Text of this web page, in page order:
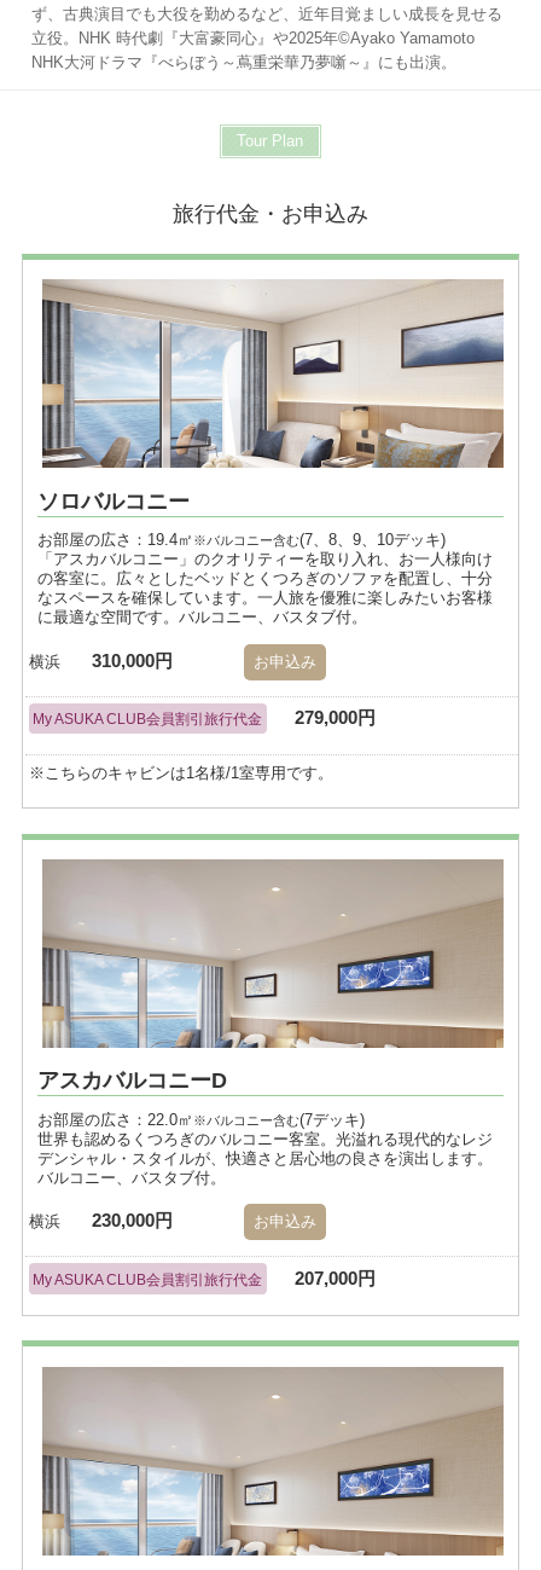
ず、古典演目でも大役を勤めるなど、近年目覚ましい成長を見せる
立役。NHK 時代劇『大富豪同心』や2025年©Ayako Yamamoto
NHK大河ドラマ『べらぼう～蔦重栄華乃夢噺～』にも出演。
Tour Plan
旅行代金・お申込み
ソロバルコニー
お部屋の広さ：19.4㎡ ※バルコニー含む(7、8、9、10デッキ)
「アスカバルコニー」のクオリティーを取り入れ、お一人様向け
の客室に。広々としたベッドとくつろぎのソファを配置し、十分
なスペースを確保しています。一人旅を優雅に楽しみたいお客様
に最適な空間です。バルコニー、バスタブ付。
横浜 310,000円 お申込み
My ASUKA CLUB会員割引旅行代金 279,000円
※こちらのキャビンは1名様/1室専用です。
アスカバルコニーD
お部屋の広さ：22.0㎡ ※バルコニー含む(7デッキ)
世界も認めるくつろぎのバルコニー客室。光溢れる現代的なレジ
デンシャル・スタイルが、快適さと居心地の良さを演出します。
バルコニー、バスタブ付。
横浜 230,000円 お申込み
My ASUKA CLUB会員割引旅行代金 207,000円